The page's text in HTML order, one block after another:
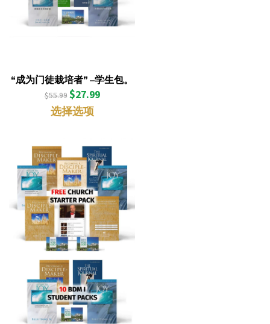
“成为门徒栽培者” –学生包。
$55.99 $27.99
选择选项